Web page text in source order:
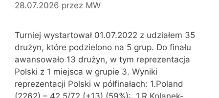
28.07.2026 przez MW
Turniej wystartował 01.07.2022 z udziałem 35
drużyn, które podzielono na 5 grup. Do finału
awansowało 13 drużyn, w tym reprezentacja
Polski z 1 miejsca w grupie 3. Wyniki
reprezentacji Polski w półfinałach: 1.Poland
(2262) – 42,5/72 (+13) (59%): 1.R.Kolanek-